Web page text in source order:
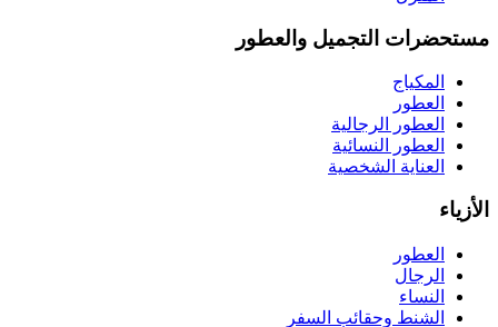
مستحضرات التجميل والعطور
المكياج
العطور
العطور الرجالية
العطور النسائية
العناية الشخصية
الأزياء
العطور
الرجال
النساء
الشنط وحقائب السفر